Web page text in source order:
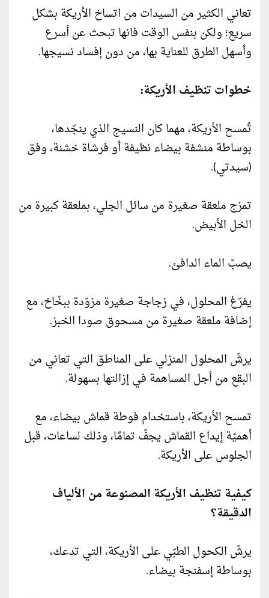
تعاني الكثير من السيدات من اتساخ الأريكة بشكل
سريع؛ ولكن بنفس الوقت فانها تبحث عن أسرع
وأسهل الطرق للعناية بها، من دون إفساد نسيجها.
خطوات تنظيف الأريكة:
تُمسح الأريكة، مهما كان النسيج الذي ينجّدها،
بوساطة منشفة بيضاء نظيفة أو فرشاة خشنة، وفق
(سيدتي).
تمزج ملعقة صغيرة من سائل الجلي، بملعقة كبيرة من
الخل الأبيض.
يصبّ الماء الدافئ.
يفرّغ المحلول، في زجاجة صغيرة مزوّدة ببخّاخ، مع
إضافة ملعقة صغيرة من مسحوق صودا الخبز.
يرشّ المحلول المنزلي على المناطق التي تعاني من
البقع من أجل المساهمة في إزالتها بسهولة.
تمسح الأريكة، باستخدام فوطة قماش بيضاء، مع
أهميّة إيداع القماش يجفّ تمامًا، وذلك لساعات، قبل
الجلوس على الأريكة.
كيفية تنظيف الأريكة المصنوعة من الألياف
الدقيقة؟
يرشّ الكحول الطبّي على الأريكة، التي تدعك،
بوساطة إسفنجة بيضاء.